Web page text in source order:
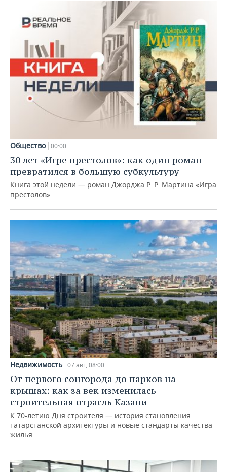
Общество 00:00
30 лет «Игре престолов»: как один роман
превратился в большую субкультуру
Книга этой недели — роман Джорджа Р. Р. Мартина «Игра
престолов»
Недвижимость 07 авг, 08:00
От первого соцгорода до парков на
крышах: как за век изменилась
строительная отрасль Казани
К 70-летию Дня строителя — история становления
татарстанской архитектуры и новые стандарты качества
жилья